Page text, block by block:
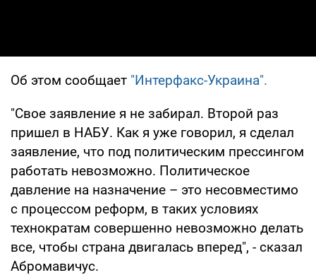
Об этом сообщает "Интерфакс-Украина".
"Свое заявление я не забирал. Второй раз
пришел в НАБУ. Как я уже говорил, я сделал
заявление, что под политическим прессингом
работать невозможно. Политическое
давление на назначение – это несовместимо
с процессом реформ, в таких условиях
технократам совершенно невозможно делать
все, чтобы страна двигалась вперед", - сказал
Абромавичус.